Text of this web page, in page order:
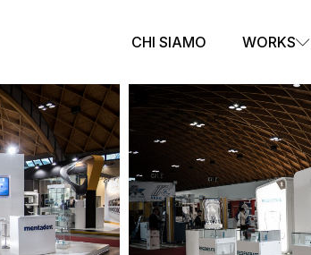
CHI SIAMO WORKS